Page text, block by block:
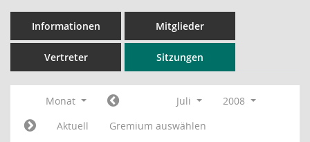
Informationen Mitglieder
Vertreter Sitzungen
Monat Juli
2008
Aktuell
Gremium auswählen